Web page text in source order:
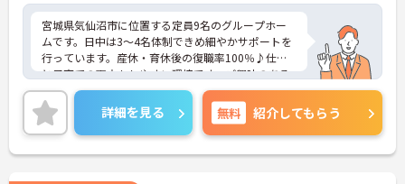
宮城県気仙沼市に位置する定員9名のグループホー
ムです。日中は3～4名体制できめ細やかサポートを
行っています。産休・育休後の復職率100％♪仕事
と子育ての両立もしやすい環境です。ご興味のある
方には、面接対策ポイントなど、さらに詳細をお話
しいたしますのでお気軽にご相談ください！
詳細を見る 無料 紹介してもらう